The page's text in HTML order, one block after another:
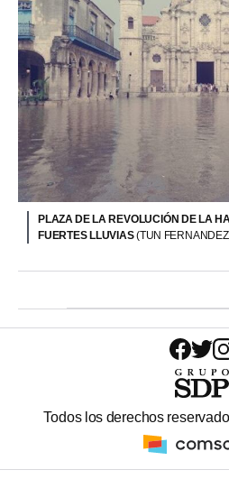
PLAZA DE LA REVOLUCIÓN DE LA
FUERTES LLUVIAS(TUN
Todos los derechos